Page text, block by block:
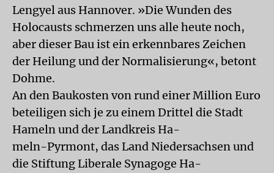
Lengyel aus Hannover. »Die Wunden des
Holocausts schmerzen uns alle heute noch,
aber dieser Bau ist ein erkennbares Zeichen
der Heilung und der Normalisierung«, betont
Dohme.
An den Baukosten von rund einer Million Euro
beteiligen sich je zu einem Drittel die Stadt
Hameln und der Landkreis Ha-
meln-Pyrmont, das Land Niedersachsen und
die Stiftung Liberale Synagoge Ha-